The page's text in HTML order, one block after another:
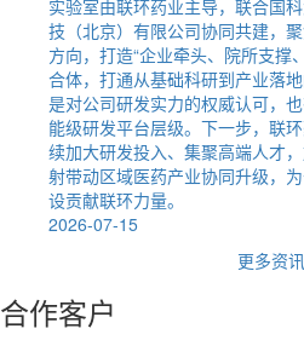
实验室由联环药业主导，联合国
技（北京）有限公司协同共建，
方向，打造“企业牵头、院所支撑
合体，打通从基础科研到产业落
是对公司研发实力的权威认可，
能级研发平台层级。下一步，联
续加大研发投入、集聚高端人才
射带动区域医药产业协同升级，
设贡献联环力量。
2026-07-15
更多资讯
合作客户